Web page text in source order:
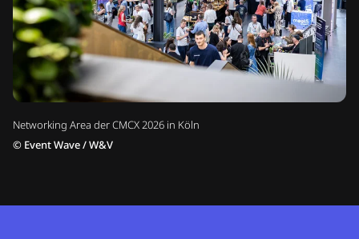
Networking Area der CMCX 2026 in Köln
© Event Wave / W&V